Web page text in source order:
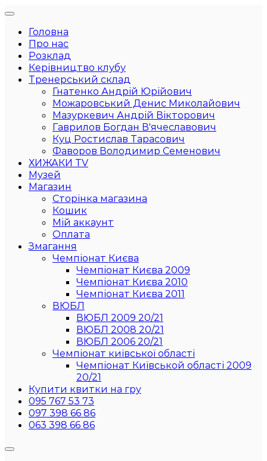
Головна
Про нас
Розклад
Керівництво клубу
Тренерський склад
Гнатенко Андрій Юрійович
Можаровський Денис Миколайович
Мазуркевич Андрій Вікторович
Гаврилов Богдан В'ячеславович
Куц Ростислав Тарасович
Фаворов Володимир Семенович
ХИЖАКИ TV
Музей
Магазин
Сторінка магазина
Кошик
Мій аккаунт
Оплата
Змагання
Чемпіонат Києва
Чемпіонат Києва 2009
Чемпіонат Києва 2010
Чемпіонат Києва 2011
ВЮБЛ
ВЮБЛ 2009 20/21
ВЮБЛ 2008 20/21
ВЮБЛ 2006 20/21
Чемпіонат київської області
Чемпіонат Київськой області 2009
20/21
Купити квитки на гру
095 767 53 73
097 398 66 86
063 398 66 86